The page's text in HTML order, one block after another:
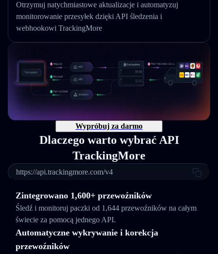
Otrzymuj natychmiastowe aktualizacje i automatyzuj
monitorowanie przesyłek dzięki API śledzenia i
webhookowi TrackingMore
Wypróbuj za darmo
Dlaczego warto wybrać API
TrackingMore
https://api.trackingmore.com/v4
Zintegrowano 1,600+ przewoźników
Śledź i monitoruj paczki od 1,644 przewoźników na całym
świecie za pomocą jednego API.
Automatyczne wykrywanie i korekcja
przewoźników